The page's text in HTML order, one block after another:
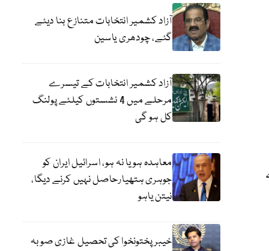
آزاد کشمیر انتخابات متنازع بنا دیئے
گئے، چودھری یاسین
آزاد کشمیر انتخابات کے تیسرے
مرحلے میں 4 نشستوں کیلئے پولنگ
کل ہو گی
معاہدہ ہو یا نہ ہو، اسرائیل ایران کو
جوہری ہتھیارحاصل نہیں کرنے دیگا،
نیتن یاہو
خیبر پختونخوا کی تحصیل غازی صوبہ